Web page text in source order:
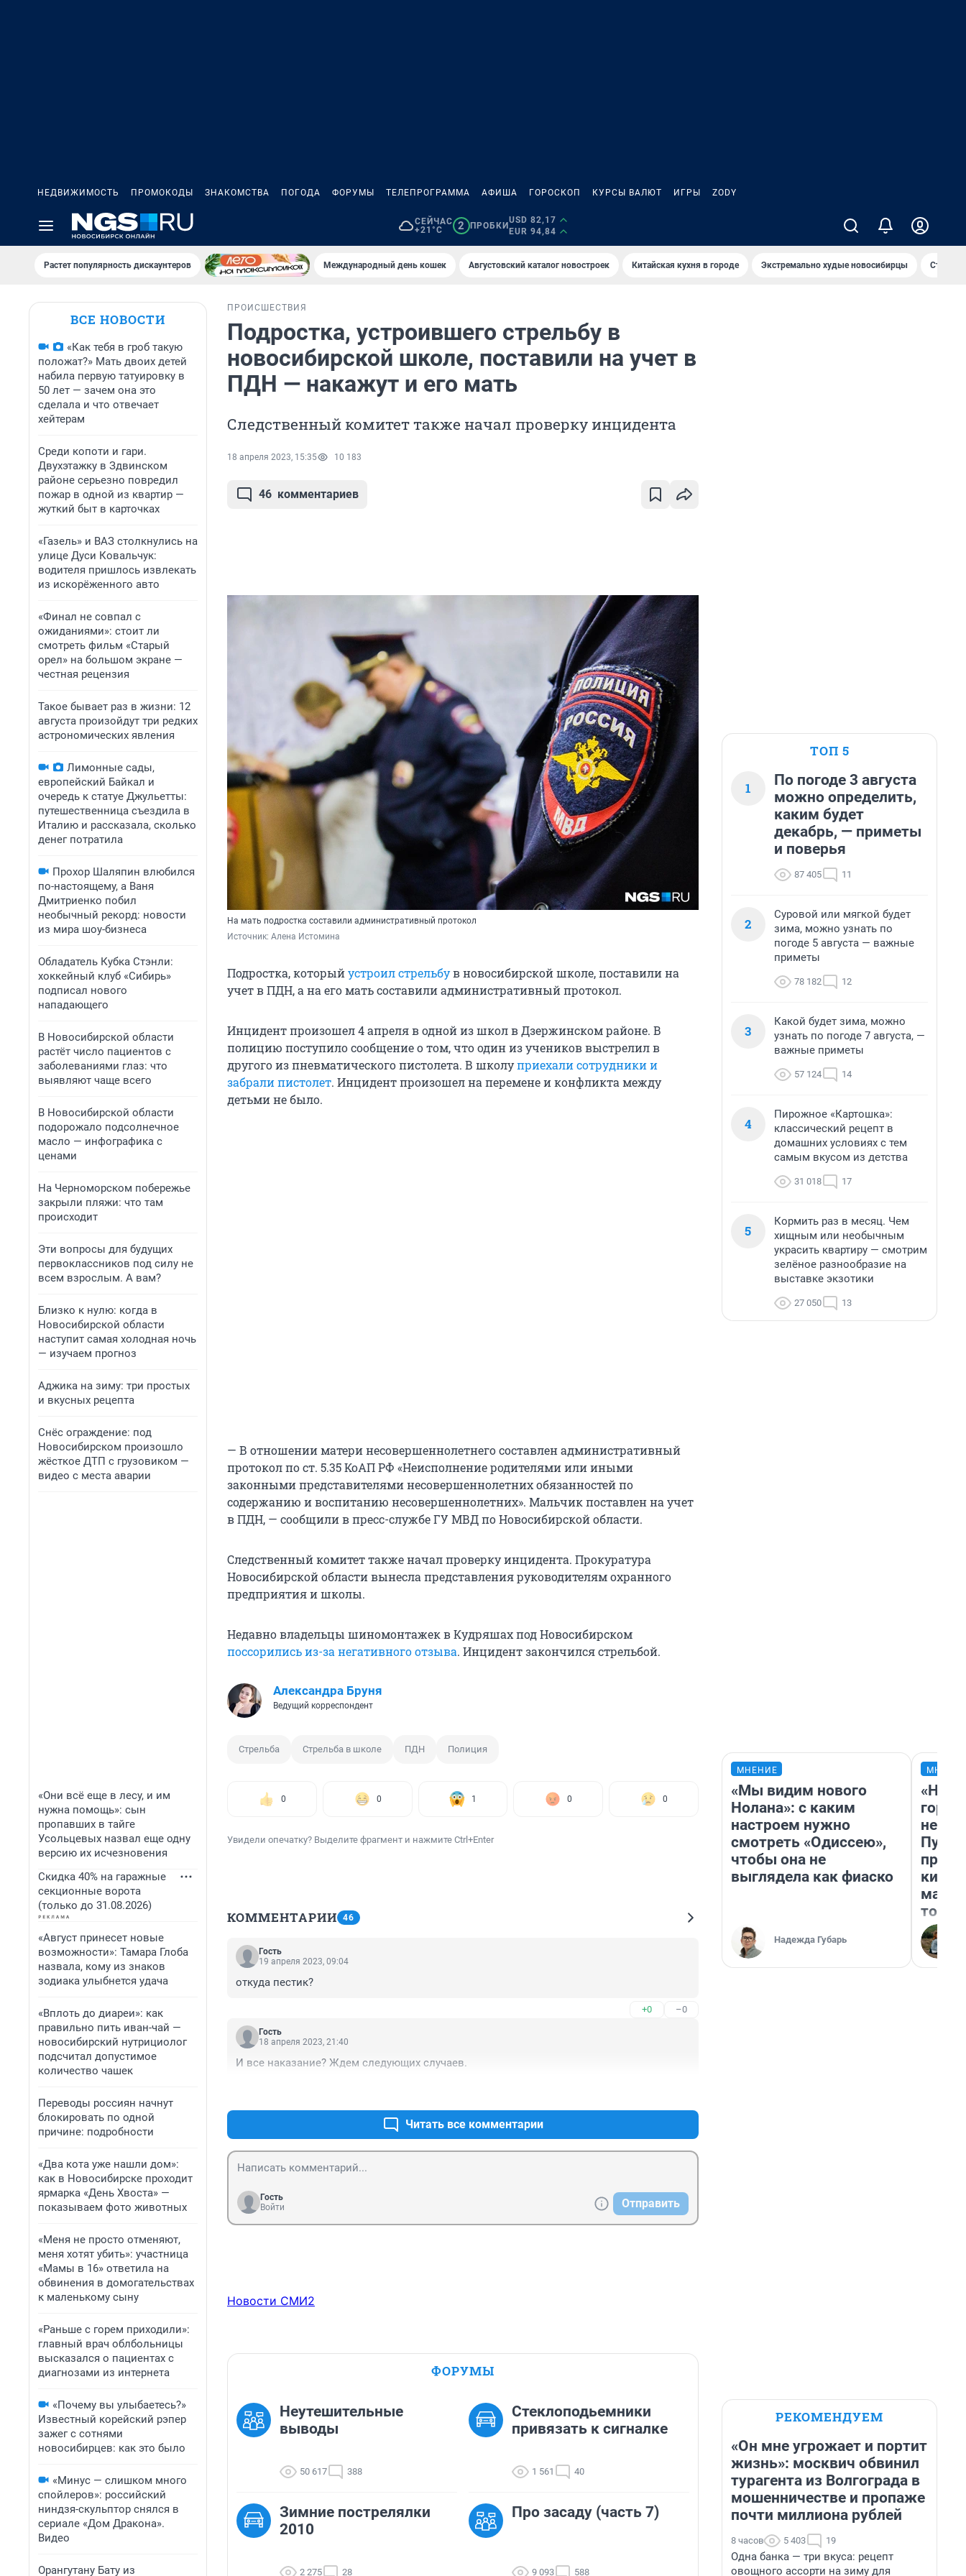
НЕДВИЖИМОСТЬ ПРОМОКОДЫ ЗНАКОМСТВА ПОГОДА ФОРУМЫ ТЕЛЕПРОГРАММА АФИША ГОРОСКОП КУРСЫ ВАЛЮТ ИГРЫ ZODY
СЕЙЧАС
+21°C
2 ПРОБКИ
USD 82,17
EUR 94,84
Растет популярность дискаунтеров Международный день кошек Августовский каталог новостроек Китайская кухня в городе Экстремально худые новосибирцы Старт
ВСЕ НОВОСТИ
«Как тебя в гроб такую
положат?» Мать двоих детей
набила первую татуировку в
50 лет — зачем она это
сделала и что отвечает
хейтерам
Среди копоти и гари.
Двухэтажку в Здвинском
районе серьезно повредил
пожар в одной из квартир —
жуткий быт в карточках
«Газель» и ВАЗ столкнулись на
улице Дуси Ковальчук:
водителя пришлось извлекать
из искорёженного авто
«Финал не совпал с
ожиданиями»: стоит ли
смотреть фильм «Старый
орел» на большом экране —
честная рецензия
Такое бывает раз в жизни: 12
августа произойдут три редких
астрономических явления
Лимонные сады,
европейский Байкал и
очередь к статуе Джульетты:
путешественница съездила в
Италию и рассказала, сколько
денег потратила
Прохор Шаляпин влюбился
по-настоящему, а Ваня
Дмитриенко побил
необычный рекорд: новости
из мира шоу-бизнеса
Обладатель Кубка Стэнли:
хоккейный клуб «Сибирь»
подписал нового
нападающего
В Новосибирской области
растёт число пациентов с
заболеваниями глаз: что
выявляют чаще всего
В Новосибирской области
подорожало подсолнечное
масло — инфографика с
ценами
На Черноморском побережье
закрыли пляжи: что там
происходит
Эти вопросы для будущих
первоклассников под силу не
всем взрослым. А вам?
Близко к нулю: когда в
Новосибирской области
наступит самая холодная ночь
— изучаем прогноз
Аджика на зиму: три простых
и вкусных рецепта
Снёс ограждение: под
Новосибирском произошло
жёсткое ДТП с грузовиком —
видео с места аварии
«Они всё еще в лесу, и им
нужна помощь»: сын
пропавших в тайге
Усольцевых назвал еще одну
версию их исчезновения
Скидка 40% на гаражные
секционные ворота
(только до 31.08.2026)
«Август принесет новые
возможности»: Тамара Глоба
назвала, кому из знаков
зодиака улыбнется удача
«Вплоть до диареи»: как
правильно пить иван-чай —
новосибирский нутрициолог
подсчитал допустимое
количество чашек
Переводы россиян начнут
блокировать по одной
причине: подробности
«Два кота уже нашли дом»:
как в Новосибирске проходит
ярмарка «День Хвоста» —
показываем фото животных
«Меня не просто отменяют,
меня хотят убить»: участница
«Мамы в 16» ответила на
обвинения в домогательствах
к маленькому сыну
«Раньше с горем приходили»:
главный врач облбольницы
высказался о пациентах с
диагнозами из интернета
«Почему вы улыбаетесь?»
Известный корейский рэпер
зажег с сотнями
новосибирцев: как это было
«Минус — слишком много
спойлеров»: российский
ниндзя-скульптор снялся в
сериале «Дом Дракона».
Видео
Орангутану Бату из
ПРОИСШЕСТВИЯ
Подростка, устроившего стрельбу в
новосибирской школе, поставили на учет в
ПДН — накажут и его мать
Следственный комитет также начал проверку инцидента
18 апреля 2023, 15:35 10 183
46 комментариев
На мать подростка составили административный протокол
Источник: Алена Истомина
Подростка, которыйустроил стрельбув новосибирской школе, поставили на
учет в ПДН, а на его мать составили административный протокол.
Инцидент произошел 4 апреля в одной из школ в Дзержинском районе. В
полицию поступило сообщение о том, что один из учеников выстрелил в
другого из пневматического пистолета. В школуприехали сотрудники и
забрали пистолет. Инцидент произошел на перемене и конфликта между
детьми не было.
— В отношении матери несовершеннолетнего составлен административный
протокол по ст. 5.35 КоАП РФ «Неисполнение родителями или иными
законными представителями несовершеннолетних обязанностей по
содержанию и воспитанию несовершеннолетних». Мальчик поставлен на учет
в ПДН, — сообщили в пресс-службе ГУ МВД по Новосибирской области.
Следственный комитет также начал проверку инцидента. Прокуратура
Новосибирской области вынесла представления руководителям охранного
предприятия и школы.
Недавно владельцы шиномонтажек в Кудряшах под Новосибирском
поссорились из-за негативного отзыва. Инцидент закончился стрельбой.
Александра Бруня
Ведущий корреспондент
Стрельба Стрельба в школе ПДН Полиция
0 0 1 0 0
Увидели опечатку? Выделите фрагмент и нажмите Ctrl+Enter
КОММЕНТАРИИ 46
Гость
19 апреля 2023, 09:04
откуда пестик?
+0 –0
Гость
18 апреля 2023, 21:40
И все наказание? Ждем следующих случаев.
Читать все комментарии
Гость
Войти
Отправить
Новости СМИ2
ФОРУМЫ
Неутешительные
выводы
50 617 388
Стеклоподьемники
привязать к сигналке
1 561 40
Зимние пострелялки
2010
2 275 28
Про засаду (часть 7)
9 093 588
ТОП 5
1
По погоде 3 августа
можно определить,
каким будет
декабрь, — приметы
и поверья
87 405 11
2
Суровой или мягкой будет
зима, можно узнать по
погоде 5 августа — важные
приметы
78 182 12
3
Какой будет зима, можно
узнать по погоде 7 августа, —
важные приметы
57 124 14
4
Пирожное «Картошка»:
классический рецепт в
домашних условиях с тем
самым вкусом из детства
31 018 17
5
Кормить раз в месяц. Чем
хищным или необычным
украсить квартиру — смотрим
зелёное разнообразие на
выставке экзотики
27 050 13
МНЕНИЕ
«Мы видим нового
Нолана»: с каким
настроем нужно
смотреть «Одиссею»,
чтобы она не
выглядела как фиаско
Надежда Губарь
«Нет
того
РЕКОМЕНДУЕМ
«Он мне угрожает и портит
жизнь»: москвич обвинил
турагента из Волгограда в
мошенничестве и пропаже
почти миллиона рублей
8 часов 5 403 19
Одна банка — три вкуса: рецепт
овощного ассорти на зиму для